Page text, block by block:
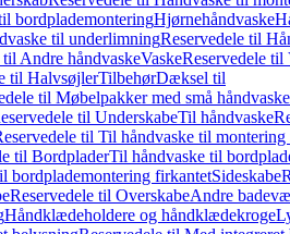
bordplademonteringHjørnehåndvaske
til underlimningReservedele til
til Andre håndvaskeVaskeReservedele til
til HalvsøjlerTilbehørDæksel til
til Møbelpakker med små håndvaske
til UnderskabeTil håndvaske
til Til håndvaske til montering
til BordpladerTil håndvaske til
bordplademontering firkantetSideskabe
Reservedele til OverskabeAndre
Håndklædeholdere og håndklædekroge